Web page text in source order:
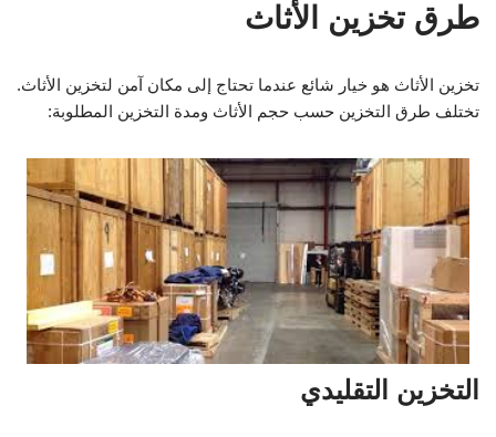
طرق تخزين الأثاث
تخزين الأثاث هو خيار شائع عندما تحتاج إلى مكان آمن لتخزين الأثاث.
تختلف طرق التخزين حسب حجم الأثاث ومدة التخزين المطلوبة:
التخزين التقليدي